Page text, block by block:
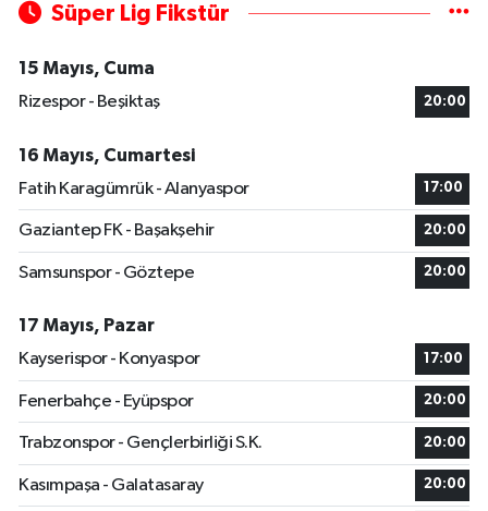
Süper Lig Fikstür
15 Mayıs, Cuma
Rizespor - Beşiktaş
20:00
16 Mayıs, Cumartesi
Fatih Karagümrük - Alanyaspor
17:00
Gaziantep FK - Başakşehir 20:00
Samsunspor - Göztepe 20:00
17 Mayıs, Pazar
Kayserispor - Konyaspor
17:00
Fenerbahçe - Eyüpspor 20:00
Trabzonspor - Gençlerbirliği S.K. 20:00
Kasımpaşa - Galatasaray 20:00